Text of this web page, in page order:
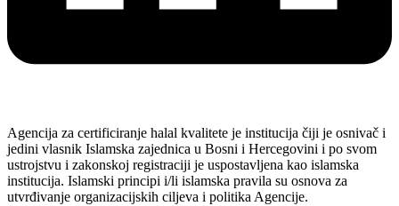
Agencija za certificiranje halal kvalitete je institucija čiji je osnivač i
jedini vlasnik Islamska zajednica u Bosni i Hercegovini i po svom
ustrojstvu i zakonskoj registraciji je uspostavljena kao islamska
institucija. Islamski principi i/li islamska pravila su osnova za
utvrđivanje organizacijskih ciljeva i politika Agencije.